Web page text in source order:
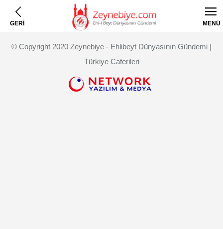
GERİ MENÜ
© Copyright 2020 Zeynebiye - Ehlibeyt Dünyasının Gündemi |
Türkiye Caferileri